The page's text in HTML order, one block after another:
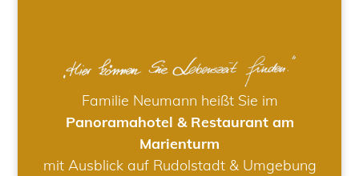
Familie Neumann heißt Sie im
Panoramahotel & Restaurant am
Marienturm
mit Ausblick auf Rudolstadt & Umgebung